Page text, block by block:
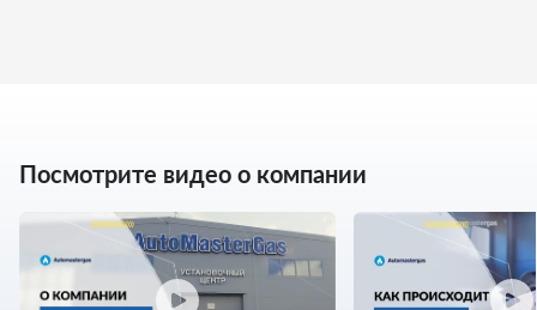
Посмотрите видео о компании